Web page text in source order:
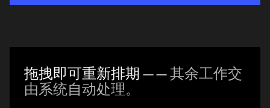
拖拽即可重新排期 —— 其余工作交
由系统自动处理。